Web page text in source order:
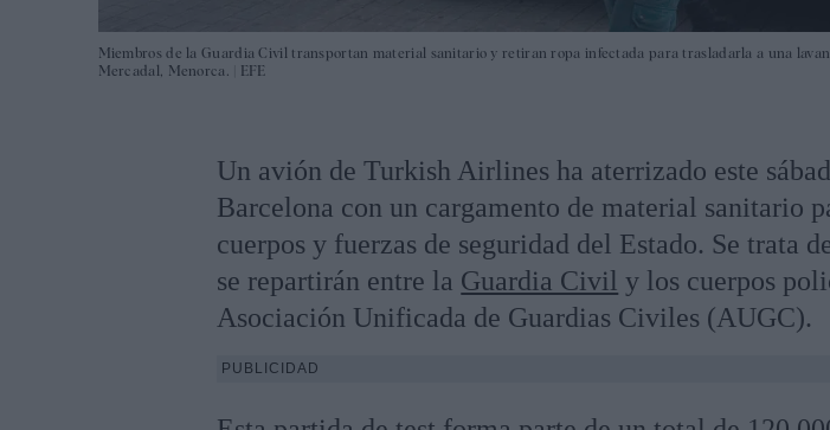
Miembros de la Guardia Civil transportan material sanitario y retiran ropa infectada para trasladarla a una
Mercadal, Menorca. | EFE
Un avión de Turkish Airlines ha aterrizado este
Barcelona con un cargamento de material sanitario
cuerpos y fuerzas de seguridad del Estado. Se trata
se repartirán entre la Guardia Civil y los cuerpos
Asociación Unificada de Guardias Civiles (AUGC).
PUBLICIDAD